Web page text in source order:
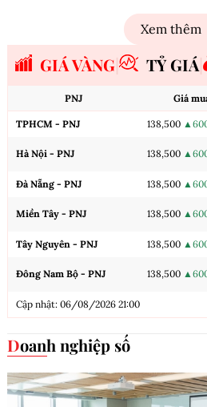
Xem thêm
GIÁ VÀNG TỶ GIÁ
PNJ Giá
TPHCM - PNJ 138,500
Hà Nội - PNJ 138,500
Đà Nẵng - PNJ 138,500
Miền Tây - PNJ 138,500
Tây Nguyên - PNJ 138,500
Đông Nam Bộ - PNJ 138,500
Cập nhật: 06/08/2026 21:00
Doanh nghiệp số